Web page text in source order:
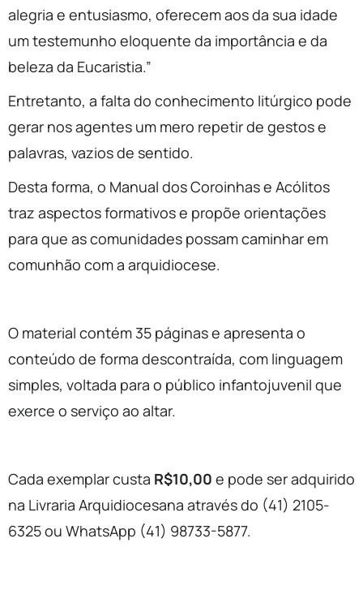
alegria e entusiasmo, oferecem aos da sua idade
um testemunho eloquente da importância e da
beleza da Eucaristia.”
Entretanto, a falta do conhecimento litúrgico pode
gerar nos agentes um mero repetir de gestos e
palavras, vazios de sentido.
Desta forma, o Manual dos Coroinhas e Acólitos
traz aspectos formativos e propõe orientações
para que as comunidades possam caminhar em
comunhão com a arquidiocese.
O material contém 35 páginas e apresenta o
conteúdo de forma descontraída, com linguagem
simples, voltada para o público infantojuvenil que
exerce o serviço ao altar.
Cada exemplar custa R$10,00 e pode ser adquirido
na Livraria Arquidiocesana através do (41) 2105-
6325 ou WhatsApp (41) 98733-5877.